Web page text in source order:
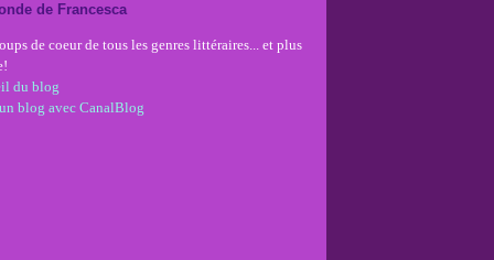
de Francesca
de coeur de tous les genres littéraires... et plus
du blog
blog avec CanalBlog